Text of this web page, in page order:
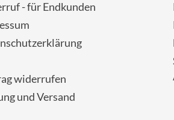
- für Endkunden
widerrufen
und Versand